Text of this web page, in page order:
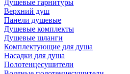
Душевые гарнитуры
Верхний душ
Панели душевые
Душевые комплекты
Душевые шланги
Комплектующие для душа
Насадки для душа
Полотенцесушители